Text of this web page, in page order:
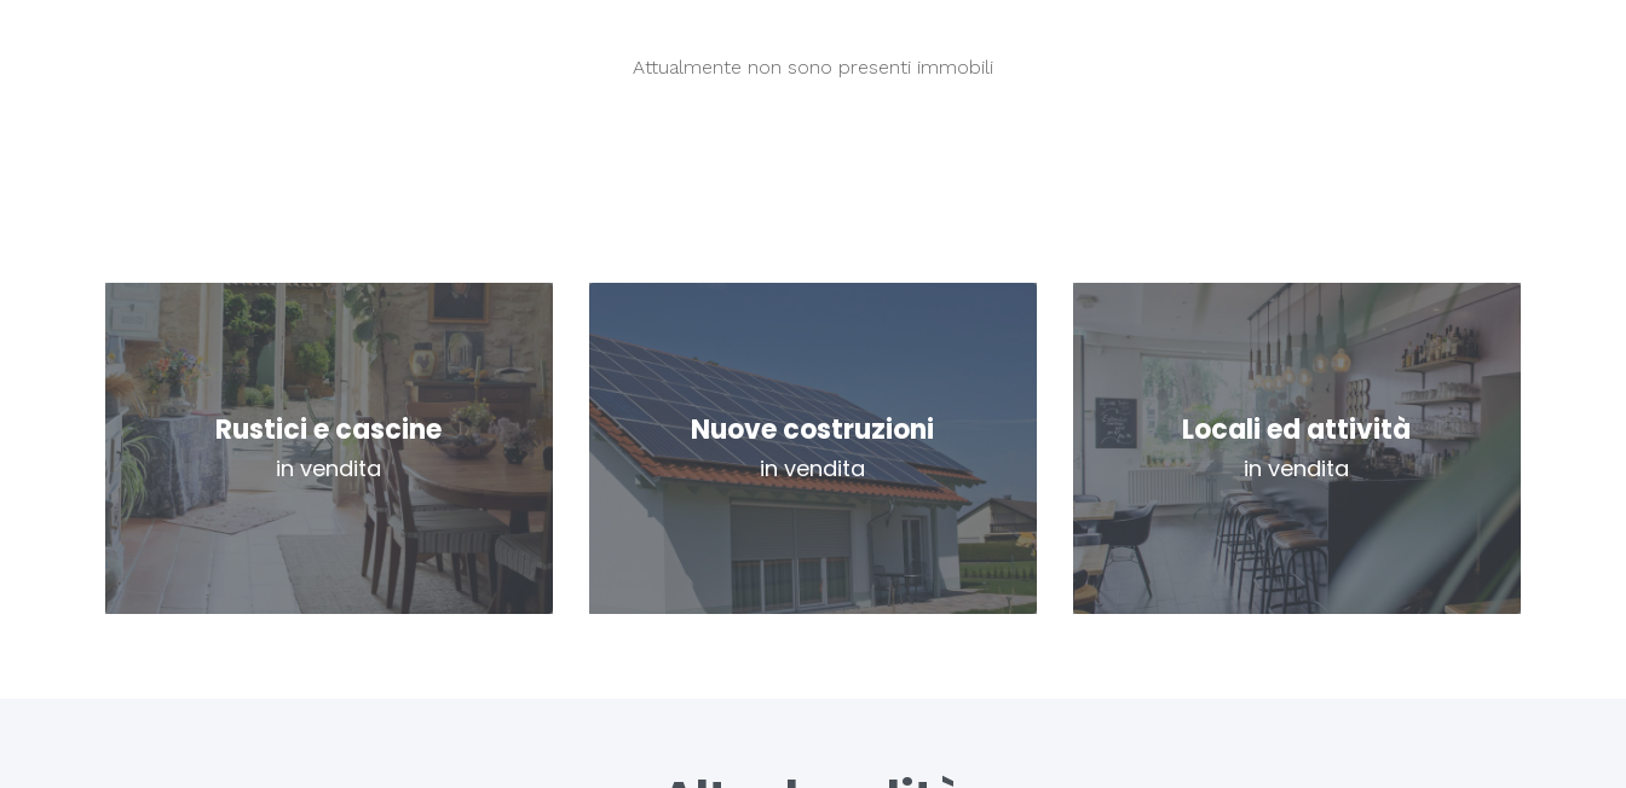
Attualmente non sono presenti immobili
Rustici e cascine
in vendita
Nuove costruzioni
in vendita
Locali ed attività
in vendita